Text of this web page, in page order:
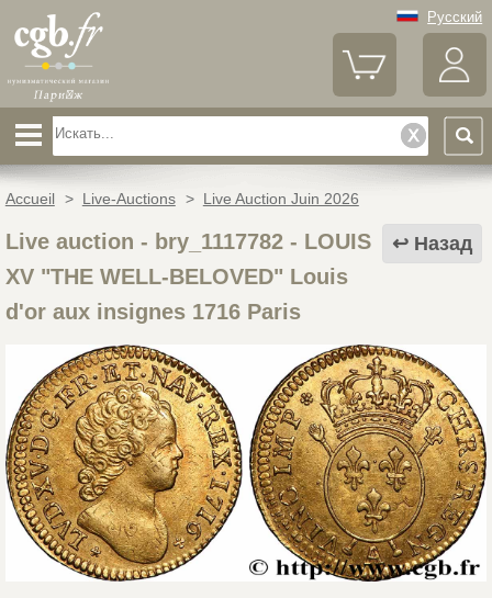
Русский
Accueil > Live-Auctions > Live Auction Juin 2026
Назад
Live auction - bry_1117782- LOUIS
XV "THE WELL-BELOVED" Louis
d'or aux insignes 1716 Paris